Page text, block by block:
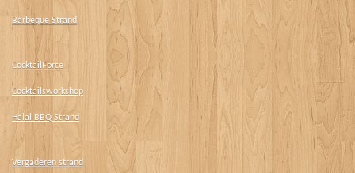
Barbeque Strand
CocktailForce
Cocktailsworkshop
Halal BBQ Strand
Vergaderen strand